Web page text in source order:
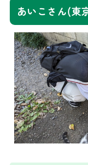
あいこさん(東